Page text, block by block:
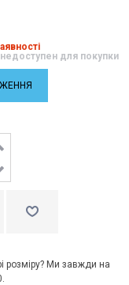
для покупки
розміру? Ми завжди на